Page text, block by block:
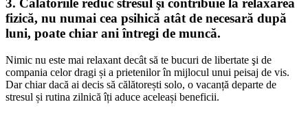
3. Călătoriile reduc stresul şi contribuie la relaxarea
fizică, nu numai cea psihică atât de necesară după
luni, poate chiar ani întregi de muncă.
Nimic nu este mai relaxant decât să te bucuri de libertate şi de
compania celor dragi și a prietenilor în mijlocul unui peisaj de vis.
Dar chiar dacă ai decis să călătorești solo, o vacanță departe de
stresul și rutina zilnică îți aduce aceleași beneficii.